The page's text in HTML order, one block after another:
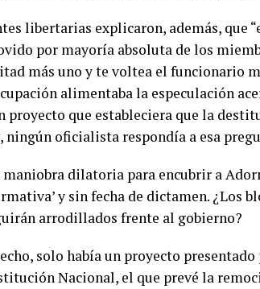
libertarias explicaron, además, que
por mayoría absoluta de los
más uno y te voltea el funcionario
alimentaba la especulación
proyecto que estableciera que la
ningún oficialista respondía a esa
dilatoria para encubrir a
y sin fecha de dictamen. ¿Los
arrodillados frente al gobierno?
solo había un proyecto
Nacional, el que prevé la